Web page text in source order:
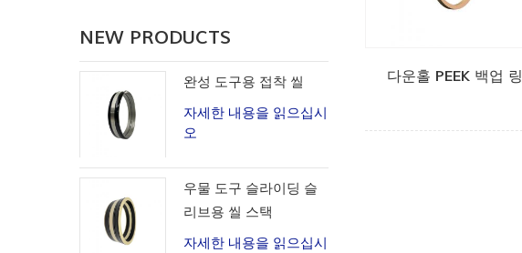
다운홀 PEEK 백업 링
NEW PRODUCTS
완성 도구용 접착 씰
자세한 내용을 읽으십시
오
우물 도구 슬라이딩 슬
리브용 씰 스택
자세한 내용을 읽으십시